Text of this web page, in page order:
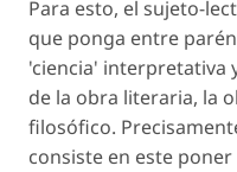
Para esto, el sujeto-
que ponga entre
'ciencia' interpretativa
de la obra literaria, la
filosófico.
consiste en este